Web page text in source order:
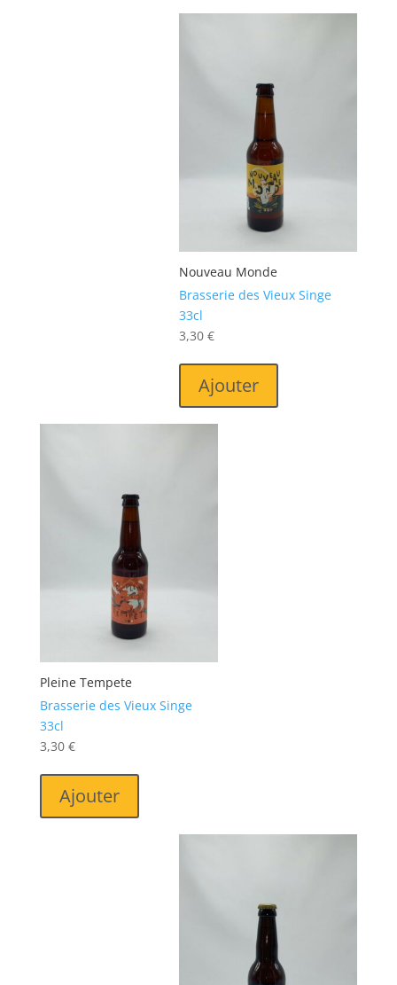
Nouveau Monde
Brasserie des Vieux Singe
33cl
3,30 €
Ajouter
Pleine Tempete
Brasserie des Vieux Singe
33cl
3,30 €
Ajouter